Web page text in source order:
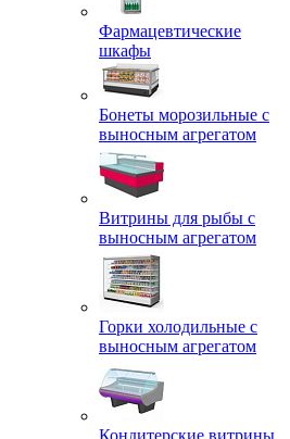
Фармацевтические
шкафы
Бонеты морозильные с
выносным агрегатом
Витрины для рыбы с
выносным агрегатом
Горки холодильные с
выносным агрегатом
Кондитерские витрины